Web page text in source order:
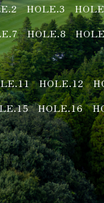
HOLE.3
HOLE.8
HOLE.12
HOLE.16